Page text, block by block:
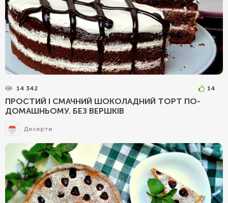
14 342 14
ПРОСТИЙ І СМАЧНИЙ ШОКОЛАДНИЙ ТОРТ ПО-
ДОМАШНЬОМУ. БЕЗ ВЕРШКІВ
Десерти